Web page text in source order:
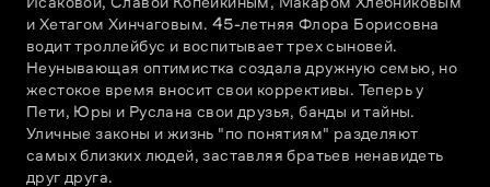
и Хетагом Хинчаговым. 45-летняя Флора Борисовна
водит троллейбус и воспитывает трех сыновей.
Неунывающая оптимистка создала дружную семью, но
жестокое время вносит свои коррективы. Теперь у
Пети, Юры и Руслана свои друзья, банды и тайны.
Уличные законы и жизнь "по понятиям" разделяют
самых близких людей, заставляя братьев ненавидеть
друг друга.